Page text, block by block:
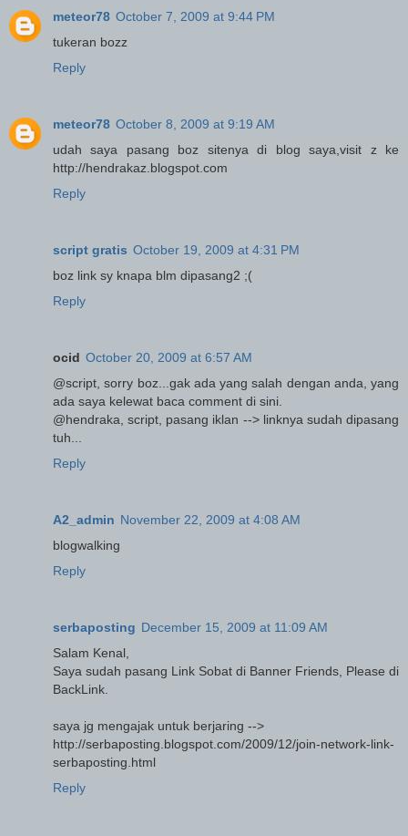
meteor78 October 7, 2009 at 9:44 PM
tukeran bozz
Reply
meteor78 October 8, 2009 at 9:19 AM
udah saya pasang boz sitenya di blog saya,visit z ke
http://hendrakaz.blogspot.com
Reply
script gratis October 19, 2009 at 4:31 PM
boz link sy knapa blm dipasang2 ;(
Reply
ocid October 20, 2009 at 6:57 AM
@script, sorry boz...gak ada yang salah dengan anda, yang
ada saya kelewat baca comment di sini.
@hendraka, script, pasang iklan --> linknya sudah dipasang
tuh...
Reply
A2_admin November 22, 2009 at 4:08 AM
blogwalking
Reply
serbaposting December 15, 2009 at 11:09 AM
Salam Kenal,
Saya sudah pasang Link Sobat di Banner Friends, Please di
BackLink.
saya jg mengajak untuk berjaring -->
http://serbaposting.blogspot.com/2009/12/join-network-link-
serbaposting.html
Reply